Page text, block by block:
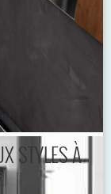
STYLES À